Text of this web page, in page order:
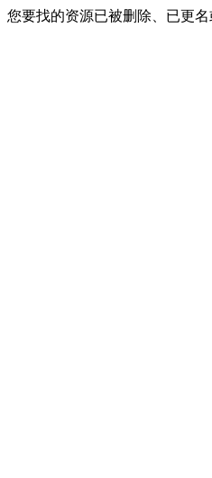
您要找的资源已被删除、已更